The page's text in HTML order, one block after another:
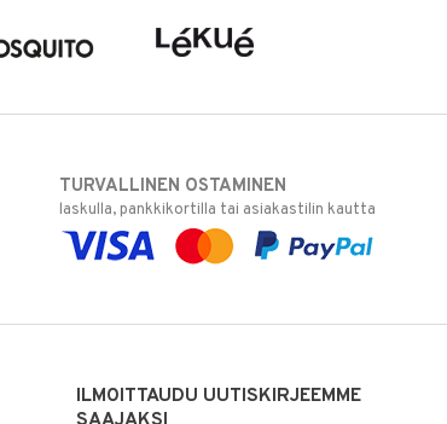
TURVALLINEN OSTAMINEN
laskulla, pankkikortilla tai asiakastilin kautta
ILMOITTAUDU UUTISKIRJEEMME